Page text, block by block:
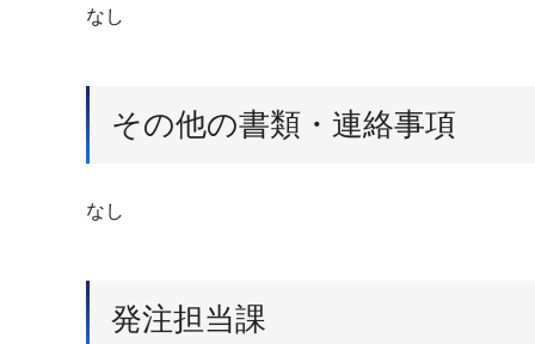
なし
その他の書類・連絡事項
なし
発注担当課